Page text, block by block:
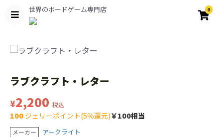
世界のボードゲーム専門店 0
ラブクラフト・レター
¥2,200 税込
100 ジェリーポイント(5％還元)￥100相当
メーカー アークライト